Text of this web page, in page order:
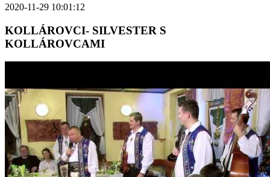
2020-11-29 10:01:12
KOLLÁROVCI- SILVESTER S
KOLLÁROVCAMI